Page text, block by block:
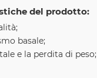
del prodotto:
basale;
e la perdita di peso;